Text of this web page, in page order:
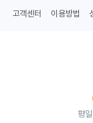
고객센터 이용방법
평